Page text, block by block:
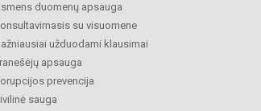
duomenų apsauga
su visuomene
užduodami klausimai
apsauga
prevencija
sauga